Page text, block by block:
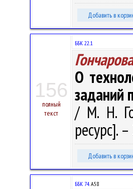
Добавить в
156
полный
текст
ББК 22..1
О
заданий
/ М. Н.
ресурс].
Добавить в
ББК 74.А58